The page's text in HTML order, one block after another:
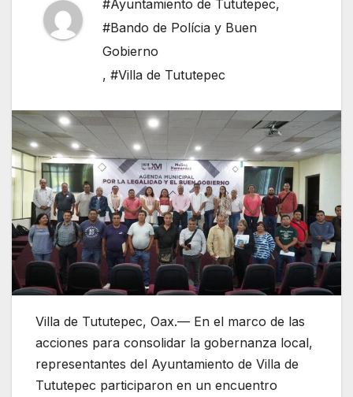
#Ayuntamiento de Tututepec,
#Bando de Polícia y Buen
Gobierno
, #Villa de Tututepec
Villa de Tututepec, Oax.— En el marco de las
acciones para consolidar la gobernanza local,
representantes del Ayuntamiento de Villa de
Tututepec participaron en un encuentro